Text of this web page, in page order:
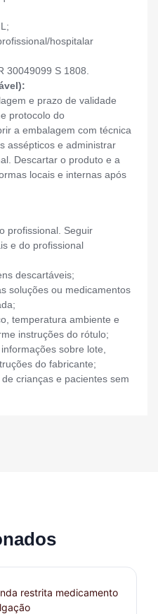
hospitalar
30049099 S 1808.
e prazo de validade
protocolo do
a embalagem com técnica
assépticos e administrar
Descartar o produto e a
locais e internas após
profissional. Seguir
e do profissional
descartáveis;
soluções ou medicamentos
temperatura ambiente e
instruções do rótulo;
sobre lote,
do fabricante;
crianças e pacientes sem